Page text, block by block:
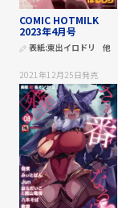
COMIC HOTMILK
2023年4月号
表紙:東出イロドリ 他
2021年12月25日発売